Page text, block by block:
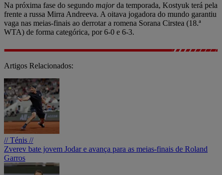
Na próxima fase do segundo majorda temporada, Kostyuk terá pela
frente a russa Mirra Andreeva. A oitava jogadora do mundo garantiu
vaga nas meias-finais ao derrotar a romena Sorana Cirstea (18.ª
WTA) de forma categórica, por 6-0 e 6-3.
Artigos Relacionados:
// Ténis //
Zverev bate jovem Jodar e avança para as meias-finais de Roland
Garros